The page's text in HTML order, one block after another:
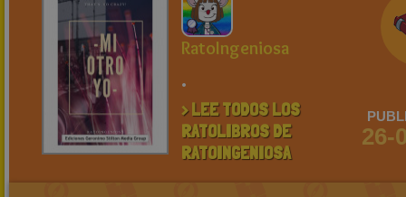
RatoIngeniosa
.
> LEE TODOS LOS
RATOLIBROS DE
RATOINGENIOSA
26-